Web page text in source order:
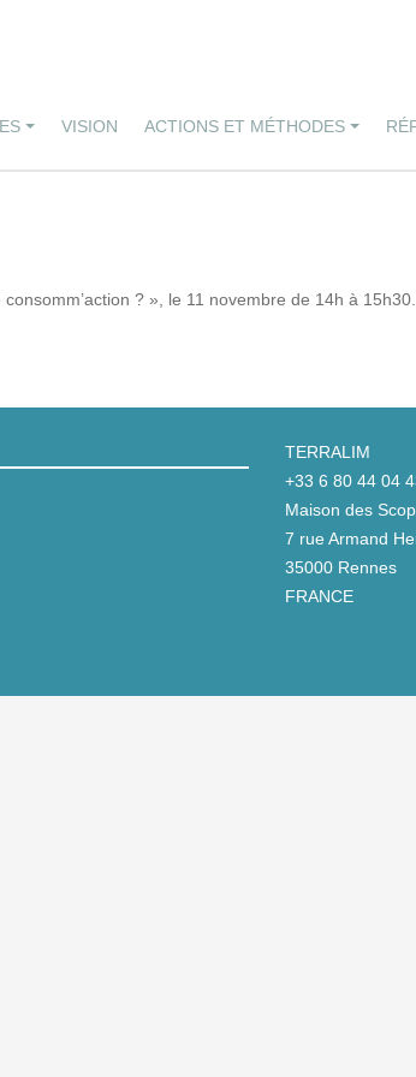
VISION ACTIONS ET MÉTHODES
? », le 11 novembre de 14h à 15h30.
TERRALIM
+33 6 80 44 04
Maison des
7 rue Armand
35000 Rennes
FRANCE